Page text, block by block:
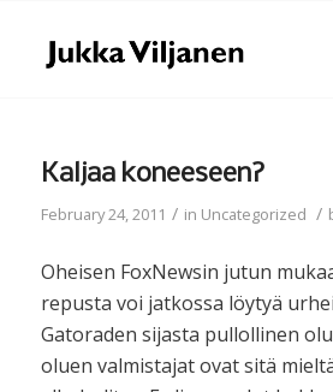
Kaljaa koneeseen?
February 24, 2011 / in Uncategorized /
Oheisen FoxNewsin jutun
repusta voi jatkossa löytyä
Gatoraden sijasta pullollinen
oluen valmistajat ovat sitä